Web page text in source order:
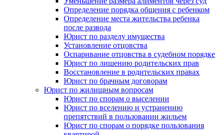
Определение порядка общения с ребенком
Определение места жительства ребенка
после развода
Юрист по разделу имущества
Установление отцовства
Оспаривание отцовства в судебном порядке
Юрист по лишению родительских прав
Восстановление в родительских правах
Юрист по брачным договорам
Юрист по жилищным вопросам
Юрист по спорам о выселении
Юрист по вселению и устранению
препятствий в пользовании жильем
Юрист по спорам о порядке пользования